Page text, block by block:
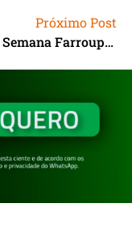
Próximo Post
Gaúchos Comemoram A Semana Farroupilha 2024